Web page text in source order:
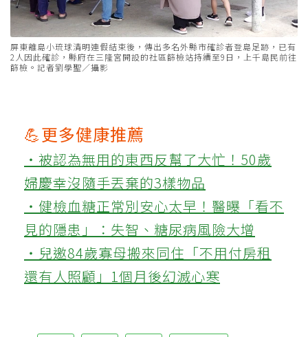
屏東離島小琉球清明連假結束後，傳出多名外縣市確診者登島足跡，已有
2人因此確診，縣府在三隆宮開設的社區篩檢站持續至9日，上千島民前往
篩檢。記者劉學聖／攝影
💪更多健康推薦
‧被認為無用的東西反幫了大忙！50歲
婦慶幸沒隨手丟棄的3樣物品
‧健檢血糖正常別安心太早！醫曝「看不
見的隱患」：失智、糖尿病風險大增
‧兒邀84歲寡母搬來同住「不用付房租
還有人照顧」1個月後幻滅心寒